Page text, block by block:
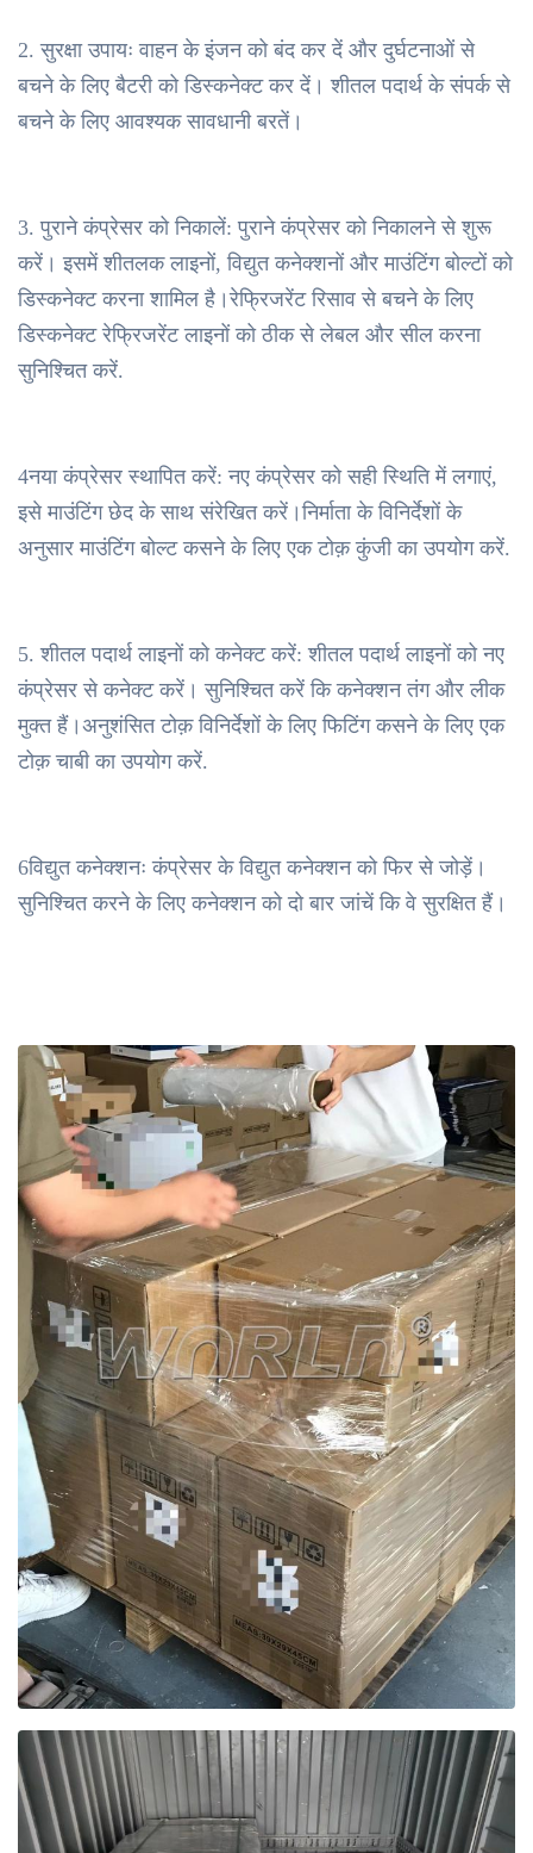
2. सुरक्षा उपायः वाहन के इंजन को बंद कर दें और दुर्घटनाओं से
बचने के लिए बैटरी को डिस्कनेक्ट कर दें। शीतल पदार्थ के संपर्क से
बचने के लिए आवश्यक सावधानी बरतें।
3. पुराने कंप्रेसर को निकालें: पुराने कंप्रेसर को निकालने से शुरू
करें। इसमें शीतलक लाइनों, विद्युत कनेक्शनों और माउंटिंग बोल्टों को
डिस्कनेक्ट करना शामिल है।रेफ्रिजरेंट रिसाव से बचने के लिए
डिस्कनेक्ट रेफ्रिजरेंट लाइनों को ठीक से लेबल और सील करना
सुनिश्चित करें.
4नया कंप्रेसर स्थापित करें: नए कंप्रेसर को सही स्थिति में लगाएं,
इसे माउंटिंग छेद के साथ संरेखित करें।निर्माता के विनिर्देशों के
अनुसार माउंटिंग बोल्ट कसने के लिए एक टोक़ कुंजी का उपयोग करें.
5. शीतल पदार्थ लाइनों को कनेक्ट करें: शीतल पदार्थ लाइनों को नए
कंप्रेसर से कनेक्ट करें। सुनिश्चित करें कि कनेक्शन तंग और लीक
मुक्त हैं।अनुशंसित टोक़ विनिर्देशों के लिए फिटिंग कसने के लिए एक
टोक़ चाबी का उपयोग करें.
6विद्युत कनेक्शनः कंप्रेसर के विद्युत कनेक्शन को फिर से जोड़ें।
सुनिश्चित करने के लिए कनेक्शन को दो बार जांचें कि वे सुरक्षित हैं।